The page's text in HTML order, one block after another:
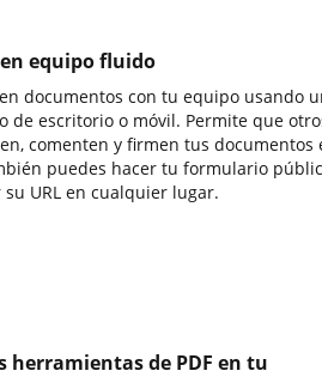
equipo fluido
documentos con tu equipo usando
de escritorio o móvil. Permite que
comenten y firmen tus documentos
puedes hacer tu formulario
URL en cualquier lugar.
herramientas de PDF en tu